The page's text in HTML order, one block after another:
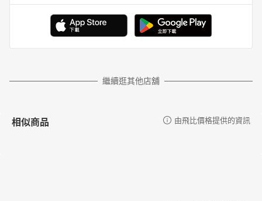
繼續逛其他店舖
相似商品 由飛比價格提供的資訊